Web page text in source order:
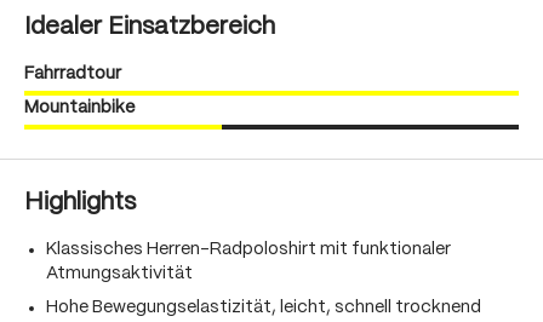
Idealer Einsatzbereich
Fahrradtour
Mountainbike
Highlights
Klassisches Herren-Radpoloshirt mit funktionaler
Atmungsaktivität
Hohe Bewegungselastizität, leicht, schnell trocknend